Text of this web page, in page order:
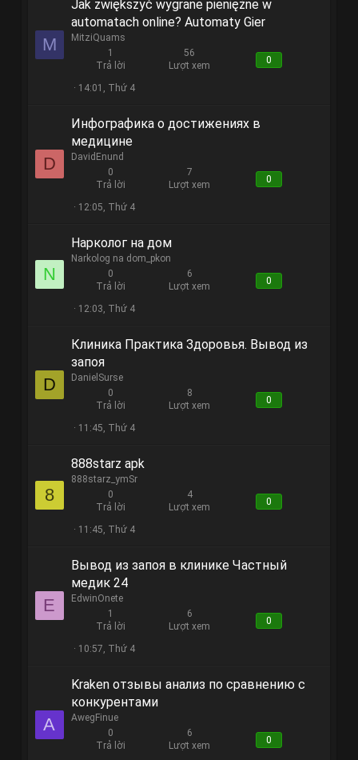
M
Jak zwiększyć wygrane pieniężne w
automatach online? Automaty Gier
MitziQuams
1
Trả lời
56
Lượt xem
0
14:01, Thứ 4
D
Инфографика о достижениях в
медицине
DavidEnund
0
Trả lời
7
Lượt xem
0
12:05, Thứ 4
N
Нарколог на дом
Narkolog na dom_pkon
0
Trả lời
6
Lượt xem
0
12:03, Thứ 4
D
Клиника Практика Здоровья. Вывод из
запоя
DanielSurse
0
Trả lời
8
Lượt xem
0
11:45, Thứ 4
8
888starz apk
888starz_ymSr
0
Trả lời
4
Lượt xem
0
11:45, Thứ 4
E
Вывод из запоя в клинике Частный
медик 24
EdwinOnete
1
Trả lời
6
Lượt xem
0
10:57, Thứ 4
A
Kraken отзывы анализ по сравнению с
конкурентами
AwegFinue
0
Trả lời
6
Lượt xem
0